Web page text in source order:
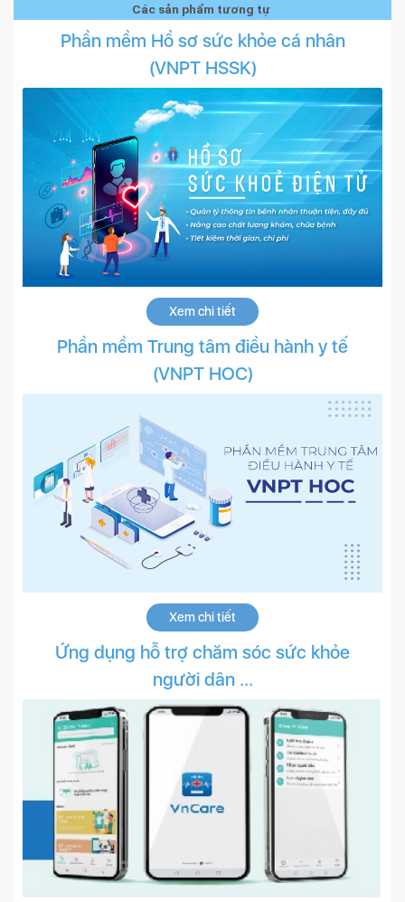
Các sản phẩm tương tự
Phần mềm Hồ sơ sức khỏe cá nhân
(VNPT HSSK)
Xem chi tiết
Phần mềm Trung tâm điều hành y tế
(VNPT HOC)
Xem chi tiết
Ứng dụng hỗ trợ chăm sóc sức khỏe
người dân ...